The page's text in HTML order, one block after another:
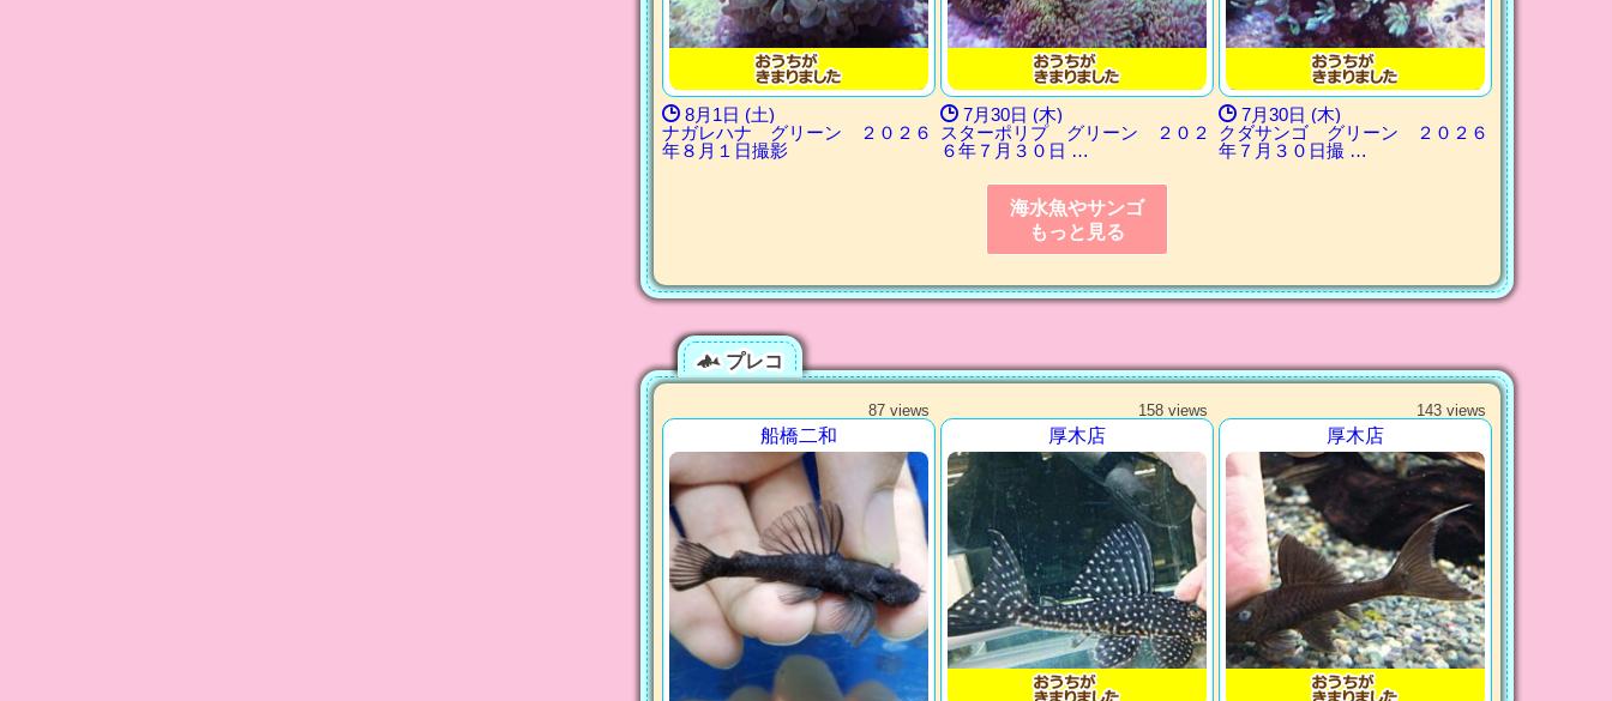
8月1日 (土)
ナガレハナ グリーン ２０２６
年８月１日撮影
7月30日 (木)
スターポリプ グリーン ２０２
６年７月３０日 …
7月30日 (木)
クダサンゴ グリーン ２０２６
年７月３０日撮 …
海水魚やサンゴ
もっと見る
プレコ
87 views
船橋二和
158 views
厚木店
143 views
厚木店